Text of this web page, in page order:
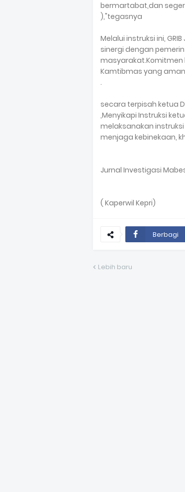
bermartabat,dan
),"tegasnya
Melalui instruksi ini,
sinergi dengan
masyarakat.Komitmen
Kamtibmas yang
.
secara terpisah ketua
,Menyikapi Instruksi
melaksanakan
menjaga kebinekaan,
Jurnal Investigasi
( Kaperwil Kepri)
Berbagi
Lebih baru